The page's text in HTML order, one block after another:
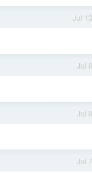
Jul 13
Jul 8
Jul 8
Jul 7